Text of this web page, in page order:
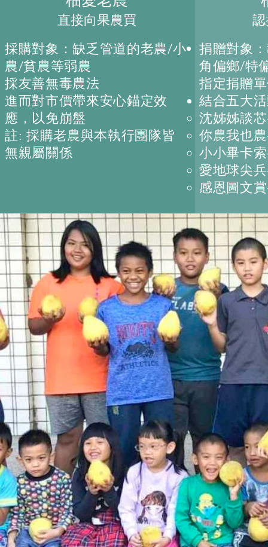
直接向果農買
採購對象：缺乏管道的老農/小
農/貧農等弱農
採友善無毒農法
進而對市價帶來安心錨定效
應，以免崩盤
註: 採購老農與本執行團隊皆
無親屬關係
捐贈對象
角偏鄉/特
指定捐贈
結合五大
沈姊姊談
你農我也
小小畢卡
愛​地球尖
感恩圖文